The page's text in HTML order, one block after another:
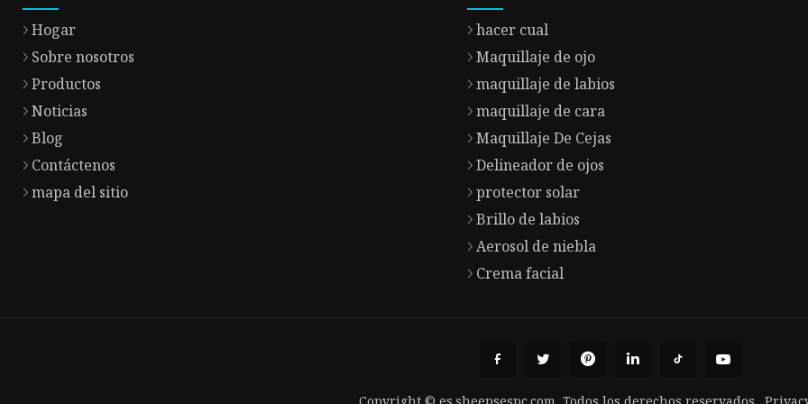
Hogar
Sobre nosotros
Productos
Noticias
Blog
Contáctenos
mapa del sitio
hacer cual
Maquillaje de ojo
maquillaje de labios
maquillaje de cara
Maquillaje De Cejas
Delineador de ojos
protector solar
Brillo de labios
Aerosol de niebla
Crema facial
Copyright © es.sheepsespc.com, Todos los derechos reservados.